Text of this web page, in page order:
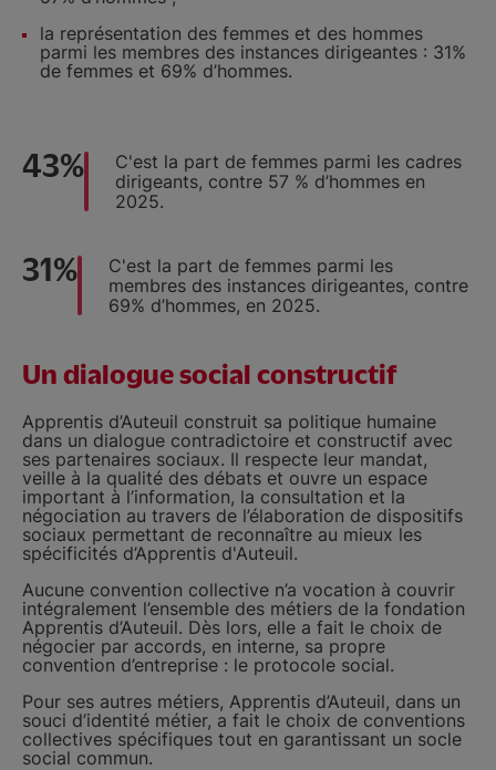
la représentation des femmes et des hommes
parmi les membres des instances dirigeantes : 31%
de femmes et 69% d’hommes.
43%
C'est la part de femmes parmi les cadres
dirigeants, contre 57 % d’hommes en
2025.
31%
C'est la part de femmes parmi les
membres des instances dirigeantes, contre
69% d’hommes, en 2025.
Un dialogue social constructif
Apprentis d’Auteuil construit sa politique humaine
dans un dialogue contradictoire et constructif avec
ses partenaires sociaux. Il respecte leur mandat,
veille à la qualité des débats et ouvre un espace
important à l’information, la consultation et la
négociation au travers de l’élaboration de dispositifs
sociaux permettant de reconnaître au mieux les
spécificités d’Apprentis d'Auteuil.
Aucune convention collective n’a vocation à couvrir
intégralement l’ensemble des métiers de la fondation
Apprentis d’Auteuil. Dès lors, elle a fait le choix de
négocier par accords, en interne, sa propre
convention d’entreprise : le protocole social.
Pour ses autres métiers, Apprentis d’Auteuil, dans un
souci d’identité métier, a fait le choix de conventions
collectives spécifiques tout en garantissant un socle
social commun.